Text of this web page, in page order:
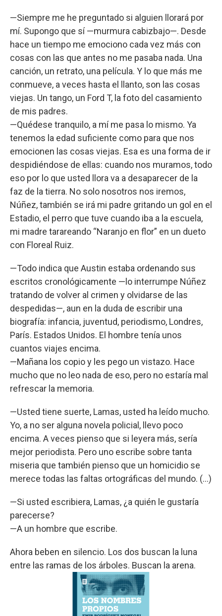
—Siempre me he preguntado si alguien llorará por
mí. Supongo que sí —murmura cabizbajo—. Desde
hace un tiempo me emociono cada vez más con
cosas con las que antes no me pasaba nada. Una
canción, un retrato, una película. Y lo que más me
conmueve, a veces hasta el llanto, son las cosas
viejas. Un tango, un Ford T, la foto del casamiento
de mis padres.
—Quédese tranquilo, a mí me pasa lo mismo. Ya
tenemos la edad suficiente como para que nos
emocionen las cosas viejas. Esa es una forma de ir
despidiéndose de ellas: cuando nos muramos, todo
eso por lo que usted llora va a desaparecer de la
faz de la tierra. No solo nosotros nos iremos,
Núñez, también se irá mi padre gritando un gol en el
Estadio, el perro que tuve cuando iba a la escuela,
mi madre tarareando “Naranjo en flor” en un dueto
con Floreal Ruiz.
—Todo indica que Austin estaba ordenando sus
escritos cronológicamente —lo interrumpe Núñez
tratando de volver al crimen y olvidarse de las
despedidas—, aun en la duda de escribir una
biografía: infancia, juventud, periodismo, Londres,
París. Estados Unidos. El hombre tenía unos
cuantos viajes encima.
—Mañana los copio y les pego un vistazo. Hace
mucho que no leo nada de eso, pero no estaría mal
refrescar la memoria.
—Usted tiene suerte, Lamas, usted ha leído mucho.
Yo, a no ser alguna novela policial, llevo poco
encima. A veces pienso que si leyera más, sería
mejor periodista. Pero uno escribe sobre tanta
miseria que también pienso que un homicidio se
merece todas las faltas ortográficas del mundo. (...)
—Si usted escribiera, Lamas, ¿a quién le gustaría
parecerse?
—A un hombre que escribe.
Ahora beben en silencio. Los dos buscan la luna
entre las ramas de los árboles. Buscan la arena.